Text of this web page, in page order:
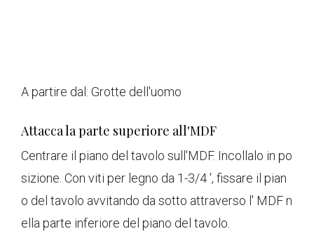
A partire dal: Grotte dell'uomo
Attacca la parte superiore all'MDF
Centrare il piano del tavolo sull'MDF. Incollalo in po
sizione. Con viti per legno da 1-3/4 ', fissare il pian
o del tavolo avvitando da sotto attraverso l' MDF n
ella parte inferiore del piano del tavolo.